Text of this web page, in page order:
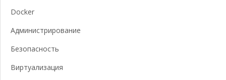
Docker
Администрирование
Безопасность
Виртуализация